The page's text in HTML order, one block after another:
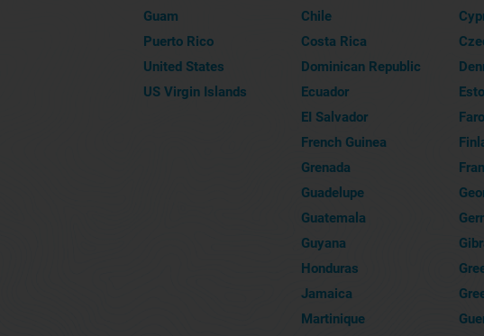
Guam
Puerto Rico
United States
US Virgin Islands
Chile
Costa Rica
Dominican Republic
Ecuador
EI Salvador
French Guinea
Grenada
Guadelupe
Guatemala
Guyana
Honduras
Jamaica
Martinique